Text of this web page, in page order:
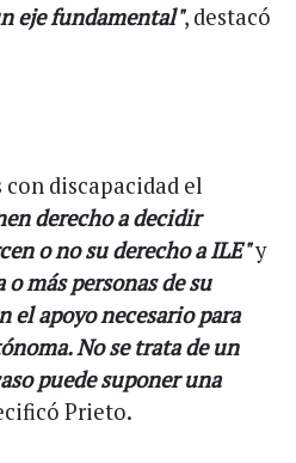
eje fundamental", destacó
discapacidad el
derecho a decidir
o no su derecho a ILE"y
más personas de su
el apoyo necesario para
No se trata de un
puede suponer una
Prieto.